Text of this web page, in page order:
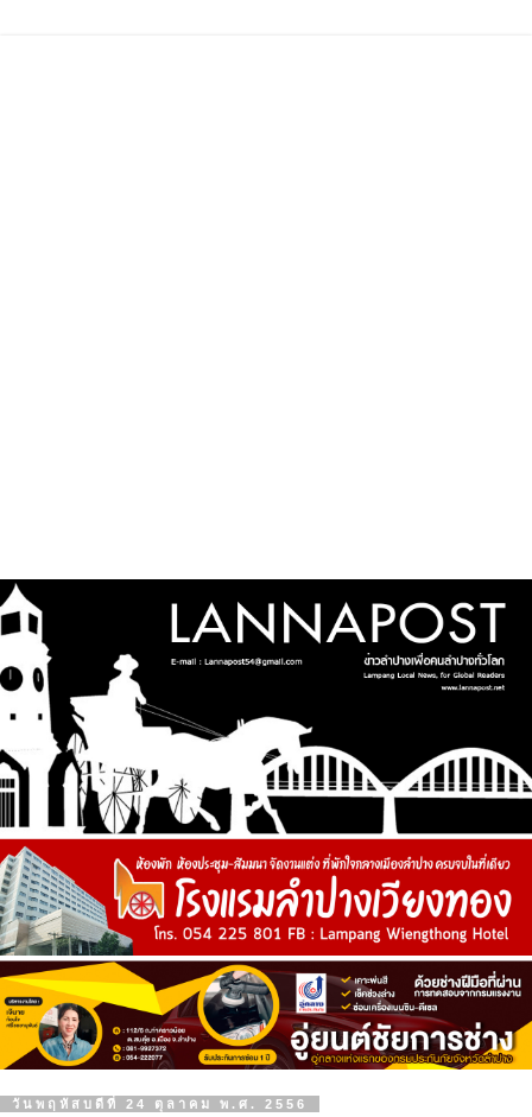
วันพฤหัสบดีที่ 24 ตุลาคม พ.ศ. 2556